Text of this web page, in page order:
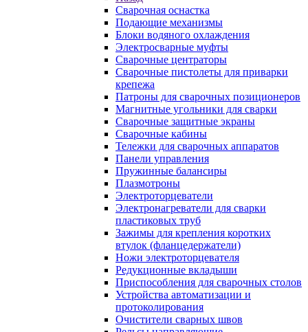
Сварочная оснастка
Подающие механизмы
Блоки водяного охлаждения
Электросварные муфты
Сварочные центраторы
Сварочные пистолеты для приварки
крепежа
Патроны для сварочных позиционеров
Магнитные угольники для сварки
Сварочные защитные экраны
Сварочные кабины
Тележки для сварочных аппаратов
Панели управления
Пружинные балансиры
Плазмотроны
Электроторцеватели
Электронагреватели для сварки
пластиковых труб
Зажимы для крепления коротких
втулок (фланцедержатели)
Ножи электроторцевателя
Редукционные вкладыши
Приспособления для сварочных столов
Устройства автоматизации и
протоколирования
Очистители сварных швов